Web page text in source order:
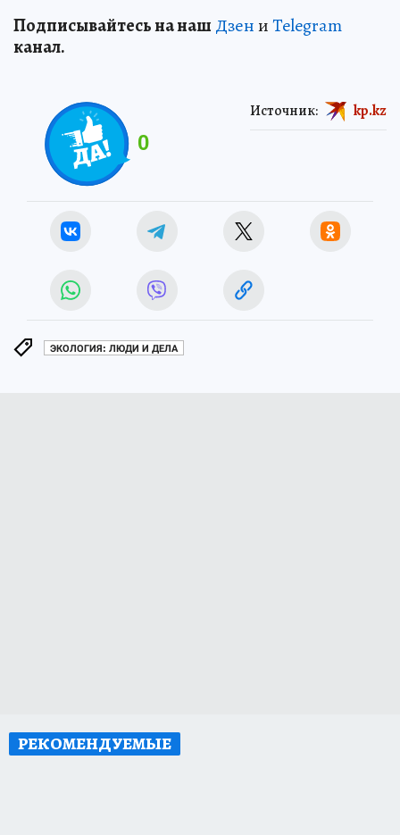
Подписывайтесь на наш ДзениTelegram
канал.
0
Источник: kp.kz
ЭКОЛОГИЯ: ЛЮДИ И ДЕЛА
РЕКОМЕНДУЕМЫЕ